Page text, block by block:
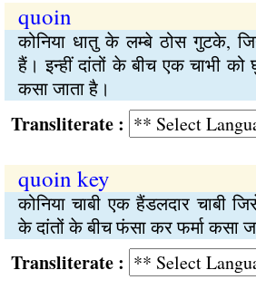
quoin
कोनिया धातु के लम्बे ठोस गुटके,
हैं। इन्हीं दांतों के बीच एक चाभी को
कसा जाता है।
:
quoin key
कोनिया चाबी एक हैंडलदार चाबी
के दांतों के बीच फंसा कर फर्मा कसा
: